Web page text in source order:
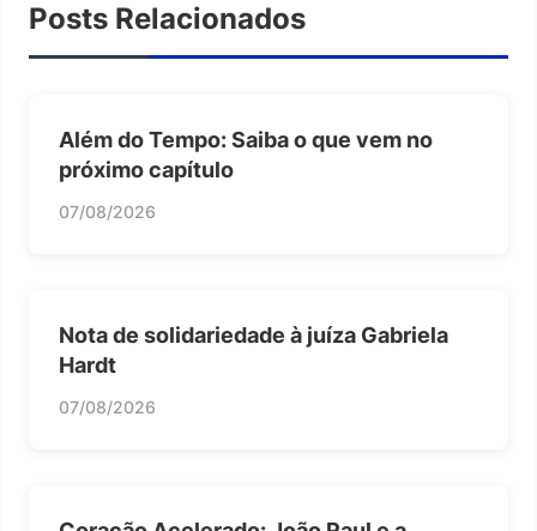
Posts Relacionados
Além do Tempo: Saiba o que vem no
próximo capítulo
07/08/2026
Nota de solidariedade à juíza Gabriela
Hardt
07/08/2026